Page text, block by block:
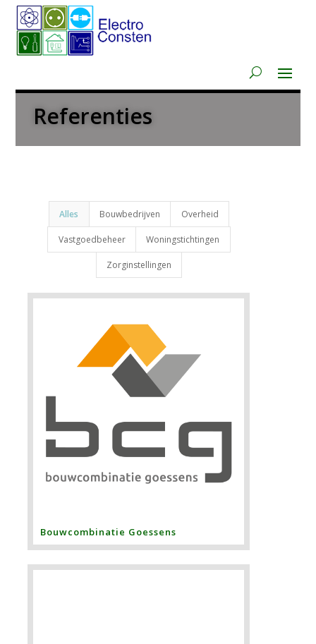
Referenties
Alles Bouwbedrijven Overheid
Vastgoedbeheer Woningstichtingen
Zorginstellingen
Bouwcombinatie Goessens